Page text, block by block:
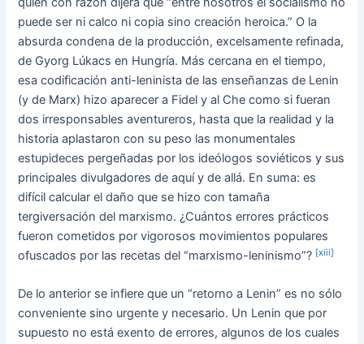
puede ser ni calco ni copia sino creación heroica.” O la
absurda condena de la producción, excelsamente refinada,
de Gyorg Lúkacs en Hungría. Más cercana en el tiempo,
esa codificación anti-leninista de las enseñanzas de Lenin
(y de Marx) hizo aparecer a Fidel y al Che como si fueran
dos irresponsables aventureros, hasta que la realidad y la
historia aplastaron con su peso las monumentales
estupideces pergeñadas por los ideólogos soviéticos y sus
principales divulgadores de aquí y de allá. En suma: es
difícil calcular el daño que se hizo con tamaña
tergiversación del marxismo. ¿Cuántos errores prácticos
fueron cometidos por vigorosos movimientos populares
ofuscados por las recetas del “marxismo-leninismo”? [xiii]
De lo anterior se infiere que un “retorno a Lenin” es no sólo
conveniente sino urgente y necesario. Un Lenin que por
supuesto no está exento de errores, algunos de los cuales